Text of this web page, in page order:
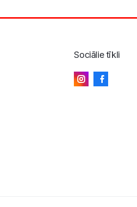
Sociālie tīkli